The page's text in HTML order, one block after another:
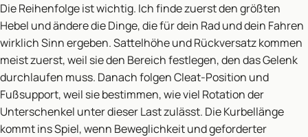
Die Reihenfolge ist wichtig. Ich finde zuerst den größten
Hebel und ändere die Dinge, die für dein Rad und dein Fahren
wirklich Sinn ergeben. Sattelhöhe und Rückversatz kommen
meist zuerst, weil sie den Bereich festlegen, den das Gelenk
durchlaufen muss. Danach folgen Cleat-Position und
Fußsupport, weil sie bestimmen, wie viel Rotation der
Unterschenkel unter dieser Last zulässt. Die Kurbellänge
kommt ins Spiel, wenn Beweglichkeit und geforderter